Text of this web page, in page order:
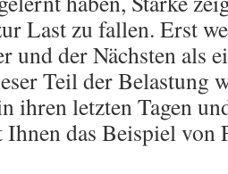
Last zu fallen. Erst
und der Nächsten als
Teil der Belastung
ihren letzten Tagen
Ihnen das Beispiel von